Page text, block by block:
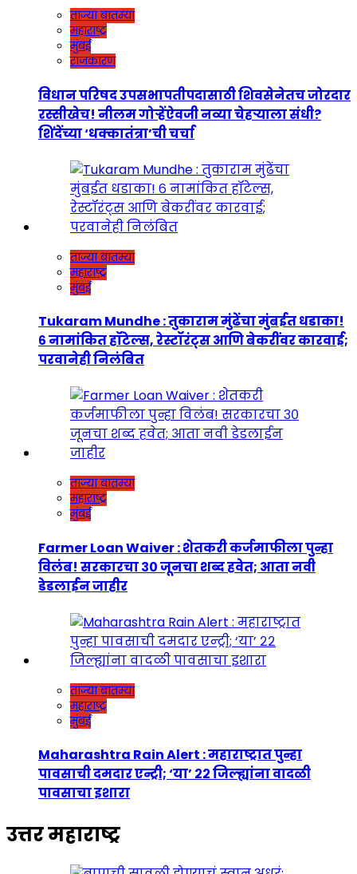
ताज्या बातम्या
महाराष्ट्र
मुंबई
राजकारण
विधान परिषद उपसभापतीपदासाठी शिवसेनेतच जोरदार
रस्सीखेच! नीलम गोऱ्हेंऐवजी नव्या चेहऱ्याला संधी?
शिंदेंच्या ‘धक्कातंत्रा’ची चर्चा
ताज्या बातम्या
महाराष्ट्र
मुंबई
Tukaram Mundhe : तुकाराम मुंढेंचा मुंबईत धडाका!
६ नामांकित हॉटेल्स, रेस्टॉरंट्स आणि बेकरींवर कारवाई;
परवानेही निलंबित
ताज्या बातम्या
महाराष्ट्र
मुंबई
Farmer Loan Waiver : शेतकरी कर्जमाफीला पुन्हा
विलंब! सरकारचा ३० जूनचा शब्द हवेत; आता नवी
डेडलाईन जाहीर
ताज्या बातम्या
महाराष्ट्र
मुंबई
Maharashtra Rain Alert : महाराष्ट्रात पुन्हा
पावसाची दमदार एन्ट्री; ‘या’ २२ जिल्ह्यांना वादळी
पावसाचा इशारा
उत्तर महाराष्ट्र